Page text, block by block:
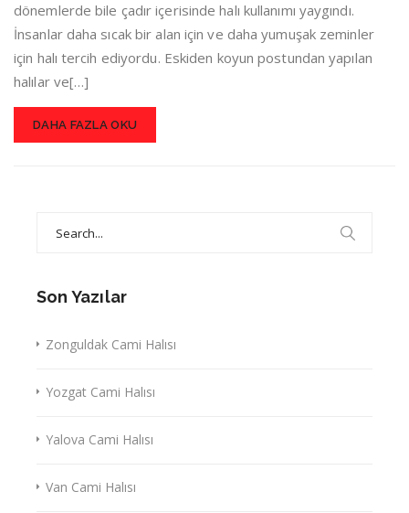
dönemlerde bile çadır içerisinde halı kullanımı yaygındı.
İnsanlar daha sıcak bir alan için ve daha yumuşak zeminler
için halı tercih ediyordu. Eskiden koyun postundan yapılan
halılar ve[…]
DAHA FAZLA OKU
Son Yazılar
Zonguldak Cami Halısı
Yozgat Cami Halısı
Yalova Cami Halısı
Van Cami Halısı